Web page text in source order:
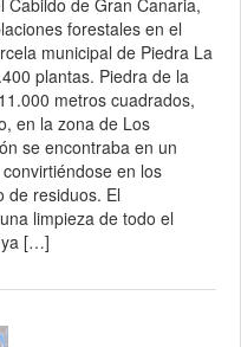
Cabildo de Gran Canaria,
forestales en el
municipal de Piedra La
plantas. Piedra de la
metros cuadrados,
en la zona de Los
se encontraba en un
en los
de residuos. El
limpieza de todo el
ya […]